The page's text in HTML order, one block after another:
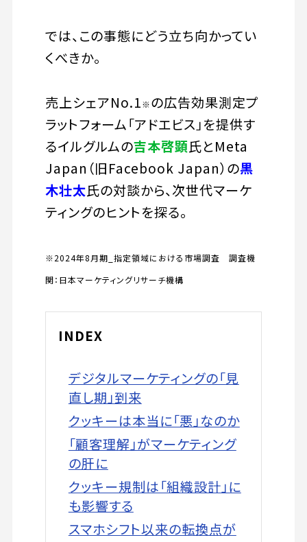
では、この事態にどう立ち向かってい
くべきか。
売上シェアNo.1※の広告効果測定プ
ラットフォーム「アドエビス」を提供す
るイルグルムの吉本啓顕氏とMeta
Japan（旧Facebook Japan）の黒
木壮太氏の対談から、次世代マーケ
ティングのヒントを探る。
※2024年8月期_指定領域における市場調査 調査機
関：日本マーケティングリサーチ機構
INDEX
デジタルマーケティングの「見
直し期」到来
クッキーは本当に「悪」なのか
「顧客理解」がマーケティング
の肝に
クッキー規制は「組織設計」に
も影響する
スマホシフト以来の転換点が